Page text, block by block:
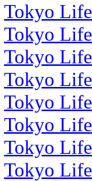
Tokyo Life
Tokyo Life
Tokyo Life
Tokyo Life
Tokyo Life
Tokyo Life
Tokyo Life
Tokyo Life